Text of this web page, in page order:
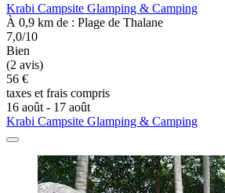
Krabi Campsite Glamping & Camping
À 0,9 km de : Plage de Thalane
7,0/10
Bien
(2 avis)
56 €
taxes et frais compris
16 août - 17 août
Krabi Campsite Glamping & Camping